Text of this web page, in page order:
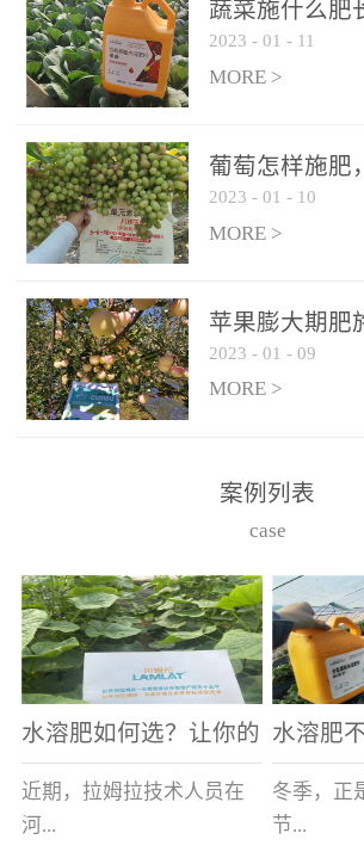
合大量元素水溶肥一起使
用，促使果实膨大，果肉
饱满，品质好，果、枝健
后期∶冲施、滴灌2.5-5kg/
亩/次配合大量元素水溶肥
一起使用，果实转色均
匀，口感好，糖度提高，
预防枝叶早衰。5、叶面喷
施︰浓度800-1500倍（1-
6kg/公顷，间隔10-14天一
次，喷1-3次。
合大量
后期∶冲
亩/次配
施︰浓
蔬菜施什么肥
2023 - 01 - 11
MORE >
葡萄怎样施肥
2023 - 01 - 10
MORE >
苹果膨大期肥
2023 - 01 - 09
MORE >
案例列表
case
水溶肥如何选？让你的
老棚土好产量高
近期，拉姆拉技术人员在
河...
水溶肥
植户指
冬季，正
节...